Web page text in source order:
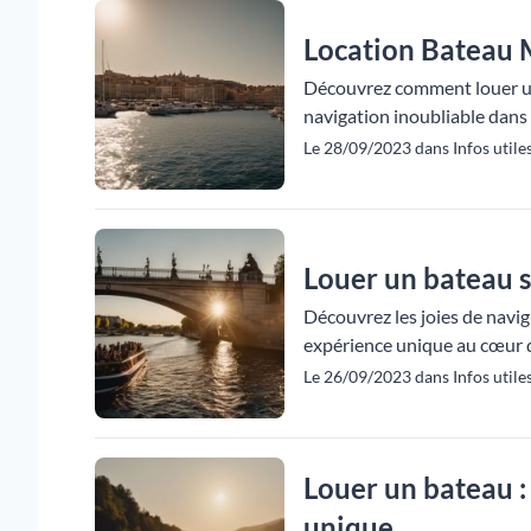
Location Bateau
Découvrez comment louer
navigation inoubliable dans
Le 28/09/2023 dans Infos
Louer un bateau
Découvrez les joies de
expérience unique au cœur
Le 26/09/2023 dans Infos
Louer un bateau